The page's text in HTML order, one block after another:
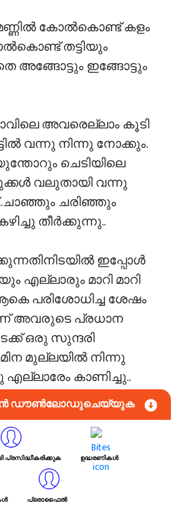
മണ്ണിൽ കോൽകൊണ്ട് കളം
തട്ടിയും
അങ്ങോട്ടും ഇങ്ങോട്ടും
അവരെല്ലാം കൂടി
വന്നു നിന്നു നോക്കും.
ചെടിയിലെ
വലുതായി വന്നു
ചരിഞ്ഞും
തീർക്കുന്നു..
ഇപ്പോൾ
എല്ലാരും മാറി മാറി
പരിശോധിച്ച ശേഷം
അവരുടെ പ്രധാന
ഒരു സുന്ദരി
മുല്ലയിൽ നിന്നു
എല്ലാരേം കാണിച്ചു..
ചുറ്റും
പോലെ അറ്റം
രണ്ട് കൊമ്പ്കൾ.
കുടിക്കുന്നത്" ചാരു
കൊടുത്തതാണ്.
ചിറകുകൾ ആമിന
ഡൗൺലോഡുചെയ്യുക
ഉദ്ധരണികൾ
പ്രൊഫൈൽ